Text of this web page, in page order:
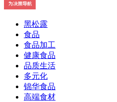
黑松露
食品
食品加工
健康食品
品质生活
多元化
锦华食品
高端食材